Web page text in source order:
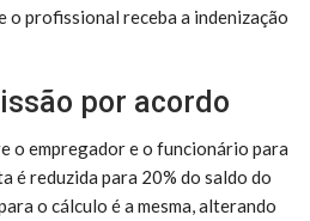
o profissional receba a indenização
por acordo
o empregador e o funcionário para
é reduzida para 20% do saldo do
o cálculo é a mesma, alterando